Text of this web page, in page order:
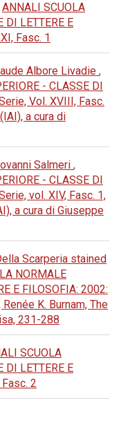
ANNALI SCUOLA
DI LETTERE E
Fasc. 1
Albore Livadie ,
- CLASSE DI
Vol. XVIII, Fasc.
a cura di
Salmeri ,
- CLASSE DI
vol. XIV, Fasc. 1,
a cura di Giuseppe
Scarperia stained
NORMALE
E FILOSOFIA: 2002:
K. Burnam, The
231-288
SCUOLA
DI LETTERE E
2